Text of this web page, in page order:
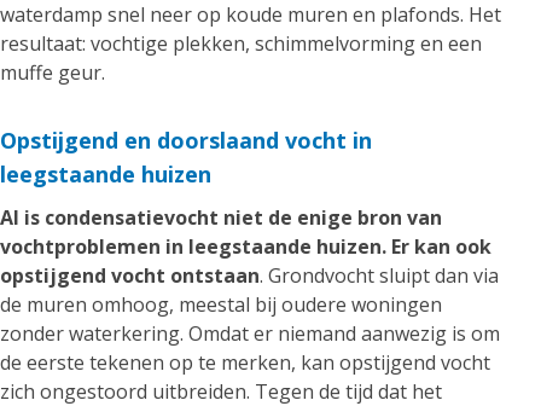
waterdamp snel neer op koude muren en plafonds. Het
resultaat: vochtige plekken, schimmelvorming en een
muffe geur.
Opstijgend en doorslaand vocht in
leegstaande huizen
Al is condensatievocht niet de enige bron van
vochtproblemen in leegstaande huizen. Er kan ook
opstijgend vocht ontstaan. Grondvocht sluipt dan via
de muren omhoog, meestal bij oudere woningen
zonder waterkering. Omdat er niemand aanwezig is om
de eerste tekenen op te merken, kan opstijgend vocht
zich ongestoord uitbreiden. Tegen de tijd dat het